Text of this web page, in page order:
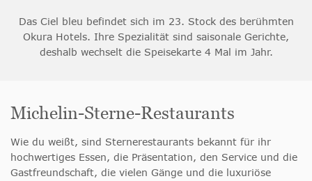
Das Ciel bleu befindet sich im 23. Stock des berühmten
Okura Hotels. Ihre Spezialität sind saisonale Gerichte,
deshalb wechselt die Speisekarte 4 Mal im Jahr.
Michelin-Sterne-Restaurants
Wie du weißt, sind Sternerestaurants bekannt für ihr
hochwertiges Essen, die Präsentation, den Service und die
Gastfreundschaft, die vielen Gänge und die luxuriöse